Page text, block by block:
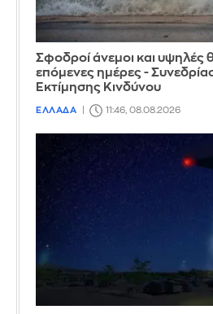
Σφοδροί άνεμοι και υψηλές
επόμενες ημέρες -
Εκτίμησης Κινδύνου
ΕΛΛΑΔΑ 11:46, 08.08.2026